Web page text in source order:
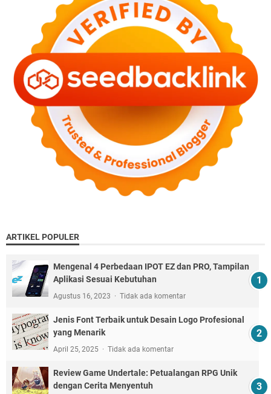
ARTIKEL POPULER
Mengenal 4 Perbedaan IPOT EZ dan PRO, Tampilan
Aplikasi Sesuai Kebutuhan
Agustus 16, 2023 Tidak ada komentar
Jenis Font Terbaik untuk Desain Logo Profesional
yang Menarik
April 25, 2025 Tidak ada komentar
Review Game Undertale: Petualangan RPG Unik
dengan Cerita Menyentuh